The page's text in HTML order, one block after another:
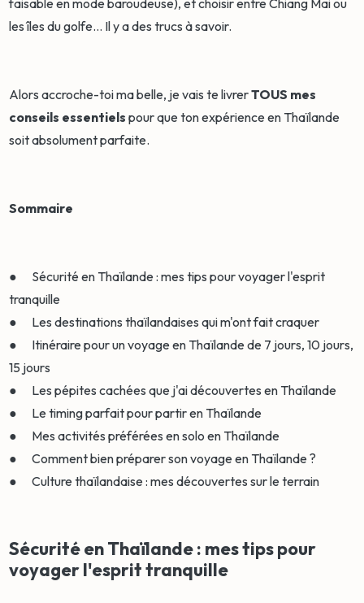
faisable en mode baroudeuse), et choisir entre Chiang Mai ou
les îles du golfe... Il y a des trucs à savoir.
Alors accroche-toi ma belle, je vais te livrerTOUS mes
conseils essentiels pour que ton expérience en Thaïlande
soit absolument parfaite.
Sommaire
● Sécurité en Thaïlande : mes tips pour voyager l'esprit
tranquille
● Les destinations thaïlandaises qui m'ont fait craquer
● Itinéraire pour un voyage en Thaïlande de 7 jours, 10 jours,
15 jours
● Les pépites cachées que j'ai découvertes en Thaïlande
● Le timing parfait pour partir en Thaïlande
● Mes activités préférées en solo en Thaïlande
● Comment bien préparer son voyage en Thaïlande ?
● Culture thaïlandaise : mes découvertes sur le terrain
Sécurité en Thaïlande : mes tips pour
voyager l'esprit tranquille